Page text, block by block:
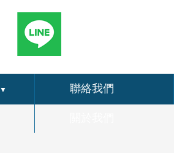
▼ 聯絡我們